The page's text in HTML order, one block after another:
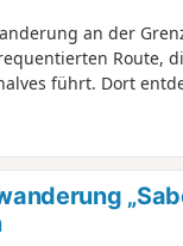
heruntergelassen
an der
Route,
führt. Dort
leichtem Klettern
Unter dem Grat
muss langsam
einige Felsblöcke